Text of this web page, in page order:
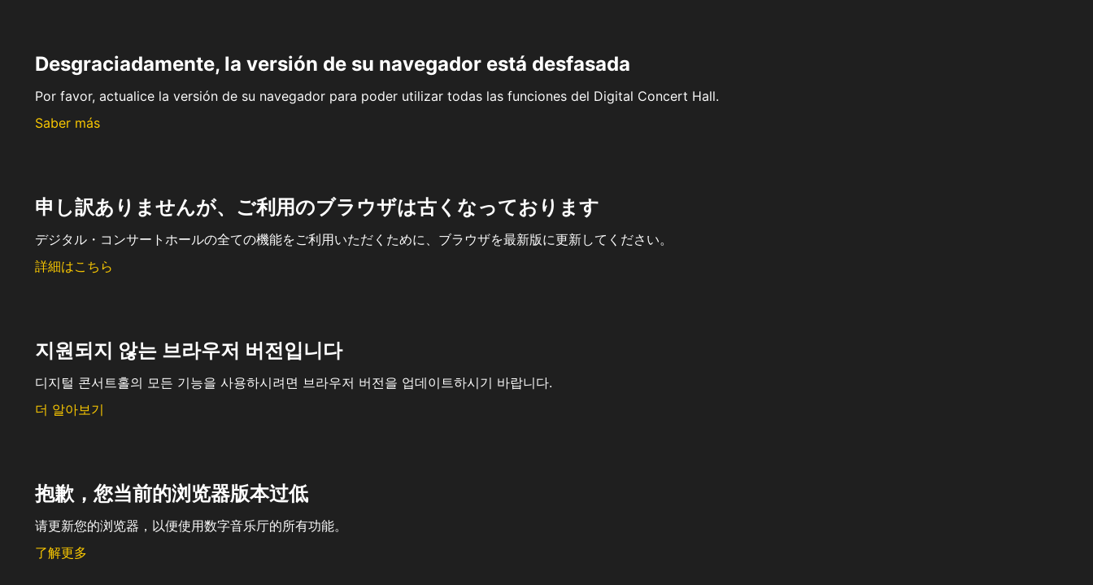
Desgraciadamente, la versión de su navegador está desfasada
Por favor, actualice la versión de su navegador para poder utilizar todas las funciones del Digital Concert Hall.
Saber más
申し訳ありませんが、ご利用のブラウザは古くなっております
デジタル・コンサートホールの全ての機能をご利用いただくために、ブラウザを最新版に更新してください。
詳細はこちら
지원되지 않는 브라우저 버전입니다
디지털 콘서트홀의 모든 기능을 사용하시려면 브라우저 버전을 업데이트하시기 바랍니다.
더 알아보기
抱歉，您当前的浏览器版本过低
请更新您的浏览器，以便使用数字音乐厅的所有功能。
了解更多